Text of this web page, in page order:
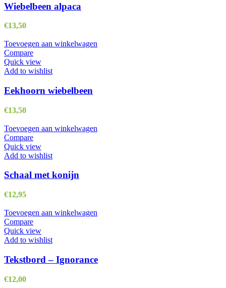
Wiebelbeen alpaca
€13,50
Toevoegen aan winkelwagen
Compare
Quick view
Add to wishlist
Eekhoorn wiebelbeen
€13,50
Toevoegen aan winkelwagen
Compare
Quick view
Add to wishlist
Schaal met konijn
€12,95
Toevoegen aan winkelwagen
Compare
Quick view
Add to wishlist
Tekstbord – Ignorance
€12,00